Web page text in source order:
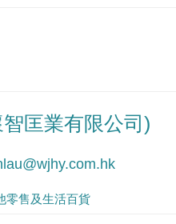
匡業有限公司)
零售及生活百貨